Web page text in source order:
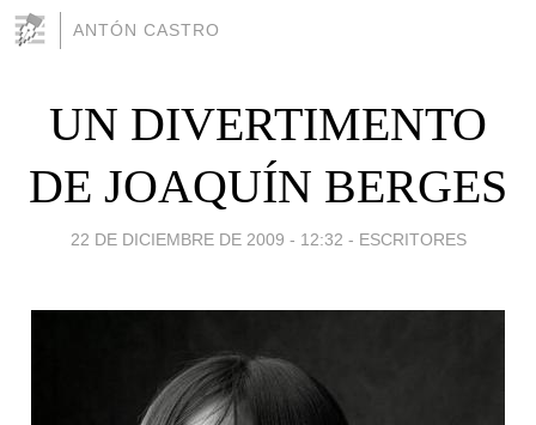
ANTÓN CASTRO
UN DIVERTIMENTO
DE JOAQUÍN BERGES
22 DE DICIEMBRE DE 2009 - 12:32 - ESCRITORES